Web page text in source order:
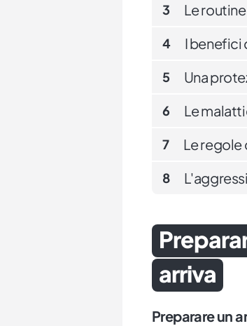
3 Le routine
4 I benefici
5 Una
6 Le
7 Le regole
8
arriva
Preparare un